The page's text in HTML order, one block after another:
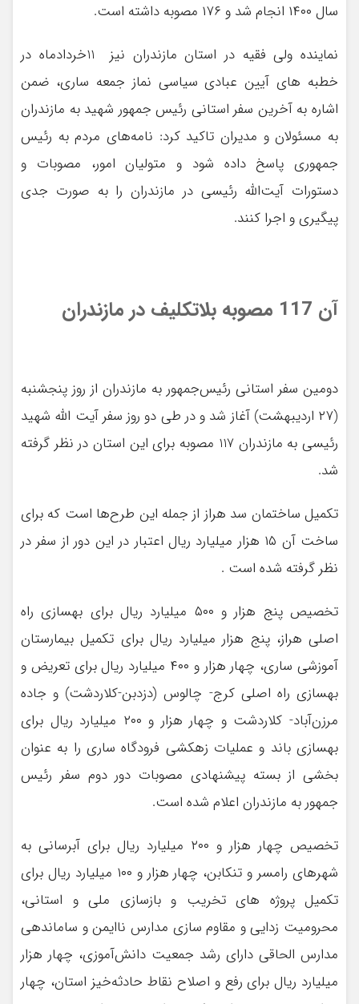
سال ۱۴۰۰ انجام شد و ۱۷۶ مصوبه داشته است.
نماینده ولی فقیه در استان مازندران نیز 11خردادماه در
خطبه های آیین عبادی سیاسی نماز جمعه ساری، ضمن
اشاره به آخرین سفر استانی رئیس جمهور شهید به مازندران
به مسئولان و مدیران تاکید کرد: نامه‌های مردم به رئیس
جمهوری پاسخ داده شود و متولیان امور، مصوبات و
دستورات آیت‌الله رئیسی در مازندران را به صورت جدی
پیگیری و اجرا کنند.
آن 117 مصوبه بلاتکلیف در مازندران
دومین سفر استانی رئیس‌جمهور به مازندران از روز پنجشنبه
(۲۷ اردیبهشت) آغاز شد و در طی دو روز سفر آیت الله شهید
رئیسی به مازندران 117 مصوبه برای این استان در نظر گرفته
شد.
تکمیل ساختمان سد هراز از جمله این طرح‌ها است که برای
ساخت آن ۱۵ هزار میلیارد ریال اعتبار در این دور از سفر در
نظر گرفته شده است .
تخصیص پنج هزار و ۵۰۰ میلیارد ریال برای بهسازی راه
اصلی هراز، پنج هزار میلیارد ریال برای تکمیل بیمارستان
آموزشی ساری،‌ چهار هزار و ۴۰۰ میلیارد ریال برای تعریض و
بهسازی راه اصلی کرج- چالوس (دزدبن-کلاردشت) و جاده
مرزن‌آباد- کلاردشت و چهار هزار و ۲۰۰ میلیارد ریال برای
بهسازی باند و عملیات زهکشی فرودگاه ساری را به عنوان
بخشی از بسته پیشنهادی مصوبات دور دوم سفر رئیس
جمهور به مازندران اعلام شده است.
تخصیص چهار هزار و ۲۰۰ میلیارد ریال برای آبرسانی به
شهرهای رامسر و تنکابن، چهار هزار و ۱۰۰ میلیارد ریال برای
تکمیل پروژه های تخریب و بازسازی ملی و استانی،
محرومیت زدایی و مقاوم سازی مدارس ناایمن و ساماندهی
مدارس الحاقی دارای رشد جمعیت دانش‌آموزی، چهار هزار
میلیارد ریال برای رفع و اصلاح نقاط حادثه‌خیز استان، چهار